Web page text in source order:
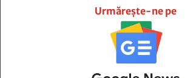
Urmărește-ne pe